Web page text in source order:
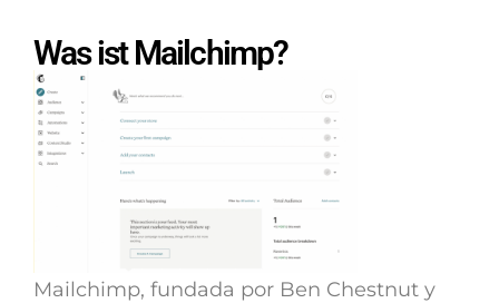
Was ist Mailchimp?
Mailchimp, fundada por Ben Chestnut y